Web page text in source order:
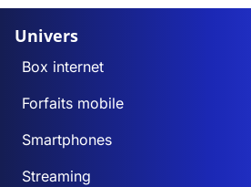
Univers
Box internet
Forfaits mobile
Smartphones
Streaming